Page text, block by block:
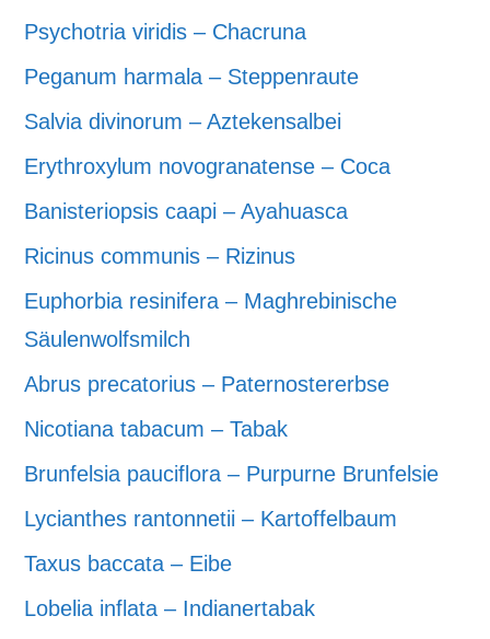
Psychotria viridis – Chacruna
Peganum harmala – Steppenraute
Salvia divinorum – Aztekensalbei
Erythroxylum novogranatense – Coca
Banisteriopsis caapi – Ayahuasca
Ricinus communis – Rizinus
Euphorbia resinifera – Maghrebinische
Säulenwolfsmilch
Abrus precatorius – Paternostererbse
Nicotiana tabacum – Tabak
Brunfelsia pauciflora – Purpurne Brunfelsie
Lycianthes rantonnetii – Kartoffelbaum
Taxus baccata – Eibe
Lobelia inflata – Indianertabak